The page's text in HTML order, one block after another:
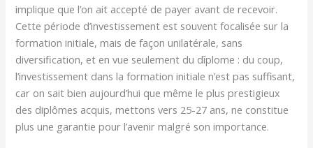
implique que l’on ait accepté de payer avant de recevoir.
Cette période d’investissement est souvent focalisée sur la
formation initiale, mais de façon unilatérale, sans
diversification, et en vue seulement du dîplome : du coup,
l’investissement dans la formation initiale n’est pas suffisant,
car on sait bien aujourd’hui que même le plus prestigieux
des diplômes acquis, mettons vers 25-27 ans, ne constitue
plus une garantie pour l’avenir malgré son importance.